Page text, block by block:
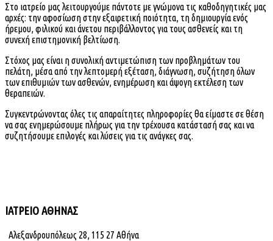
Στο ιατρείο μας λειτουργούμε πάντοτε με γνώμονα τις καθοδηγητικές μας
αρχές: την αφοσίωση στην εξαιρετική ποιότητα, τη δημιουργία ενός
ήρεμου, φιλικού και άνετου περιβάλλοντος για τους ασθενείς και τη
συνεχή επιστημονική βελτίωση.
Στόχος μας είναι η συνολική αντιμετώπιση των προβλημάτων του
πελάτη, μέσα από την λεπτομερή εξέταση, διάγνωση, συζήτηση όλων
των επιθυμιών των ασθενών, ενημέρωση και άψογη εκτέλεση των
θεραπειών.
Συγκεντρώνοντας όλες τις απαραίτητες πληροφορίες θα είμαστε σε θέση
να σας ενημερώσουμε πλήρως για την τρέχουσα κατάστασή σας και να
συζητήσουμε επιλογές και λύσεις για τις ανάγκες σας.
ΙΑΤΡΕΙΟ ΑΘΗΝΑΣ
Αλεξανδρουπόλεως 28, 115 27 Αθήνα